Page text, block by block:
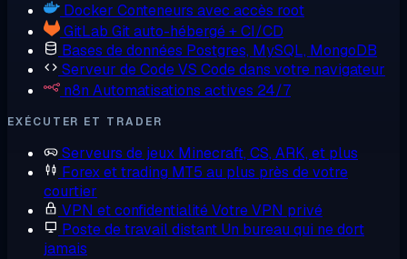
Docker Conteneurs avec accès root
GitLab Git auto-hébergé + CI/CD
Bases de données Postgres, MySQL, MongoDB
Serveur de CodeVS Code dans votre navigateur
n8n Automatisations actives 24/7
EXÉCUTER ET TRADER
Serveurs de jeux Minecraft, CS, ARK, et plus
Forex et trading MT5 au plus près de votre
courtier
VPN et confidentialitéVotre VPN privé
Poste de travail distant Un bureau qui ne dort
jamais